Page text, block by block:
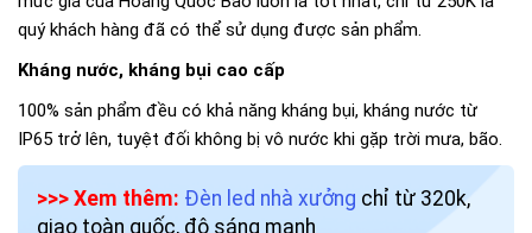
quý khách hàng đã có thể sử dụng được sản phẩm.
Kháng nước, kháng bụi cao cấp
100% sản phẩm đều có khả năng kháng bụi, kháng nước từ
IP65 trở lên, tuyệt đối không bị vô nước khi gặp trời mưa, bão.
>>> Xem thêm: Đèn led nhà xưởng chỉ từ 320k,
giao toàn quốc, độ sáng mạnh